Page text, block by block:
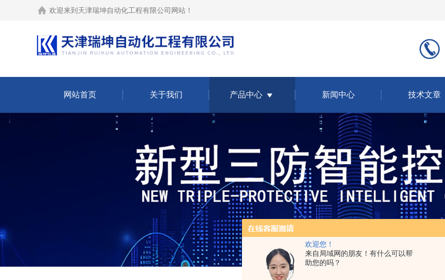
欢迎您！
来自局域网的朋友！有什么可以帮
助您的吗？
欢迎来到 天津瑞坤自动化工程有限公司网站 ！
网站首页 关于我们 产品中心 新闻中心 技术文章